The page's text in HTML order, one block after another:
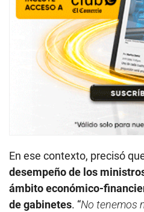
En ese contexto, precisó
desempeño de los
ámbito económico-
de gabinetes. “No tenemos